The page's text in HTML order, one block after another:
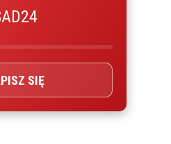
SIĘ